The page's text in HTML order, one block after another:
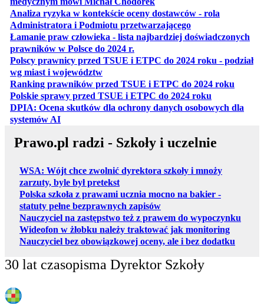
Analiza ryzyka w kontekście oceny dostawców - rola
Administratora i Podmiotu przetwarzającegootwiera się w
Łamanie praw człowieka - lista najbardziej doświadczonych
prawników w Polsce do 2024 r.
Polscy prawnicy przed TSUE i ETPC do 2024 roku - podział
wg miast i województwotwiera się w nowej karcie
Ranking prawników przed TSUE i ETPC do 2024 roku
Polskie sprawy przed TSUE i ETPC do 2024 roku
DPIA: Ocena skutków dla ochrony danych osobowych dla
systemów AIotwiera się w nowej karcie
Prawo.pl radzi - Szkoły i uczelnie
WSA: Wójt chce zwolnić dyrektora szkoły i mnoży
zarzuty, byle był pretekst
Polska szkoła z prawami ucznia mocno na bakier -
statuty pełne bezprawnych zapisów
Nauczyciel na zastępstwo też z prawem do wypoczynku
Wideofon w żłobku należy traktować jak monitoring
Nauczyciel bez obowiązkowej oceny, ale i bez dodatku
30 lat czasopisma Dyrektor Szkoły